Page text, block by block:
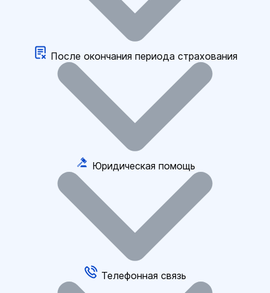
После окончания периода страхования
Юридическая помощь
Телефонная связь